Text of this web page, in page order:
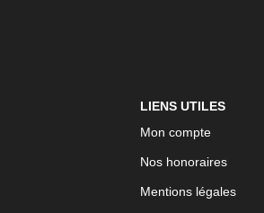
LIENS UTILES
Mon compte
Nos honoraires
Mentions légales